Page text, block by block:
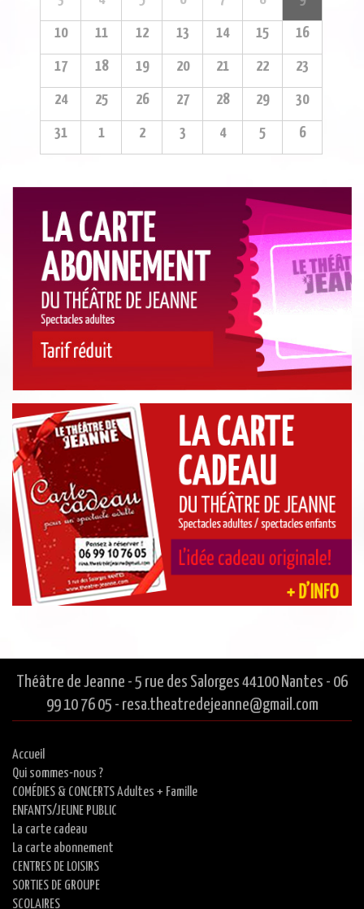
10 11 12 13 14 15 16
17 18 19 20 21 22 23
24 25 26 27 28 29 30
31 1 2 3 4 5 6
Théâtre de Jeanne - 5 rue des Salorges 44100 Nantes - 06
99 10 76 05 - resa.theatredejeanne@gmail.com
Accueil
Qui sommes-nous ?
COMÉDIES & CONCERTS Adultes + Famille
ENFANTS/JEUNE PUBLIC
La carte cadeau
La carte abonnement
CENTRES DE LOISIRS
SORTIES DE GROUPE
SCOLAIRES